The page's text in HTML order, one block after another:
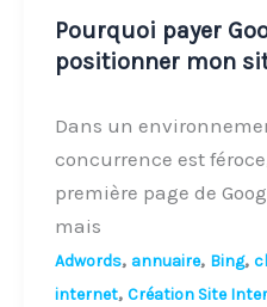
Pourquoi payer
positionner mon
Dans un
concurrence est
première page de
mais
Adwords, annuaire, Bing,
internet, Création Site